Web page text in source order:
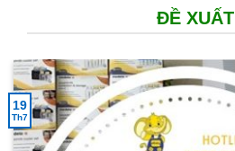
ĐỀ XUẤT
19
Th7